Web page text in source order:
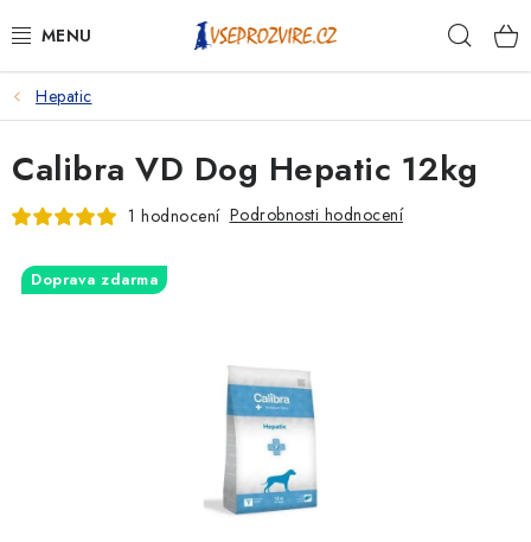
na
PSI
KOČKY
KONĚ
ANTIPARAZITIKA
KRÁLÍCI/HLODAVCI/PTÁCI
Hepatic
Calibra VD Dog Hepatic 12kg
1 hodnocení Podrobnosti hodnocení
Doprava zdarma